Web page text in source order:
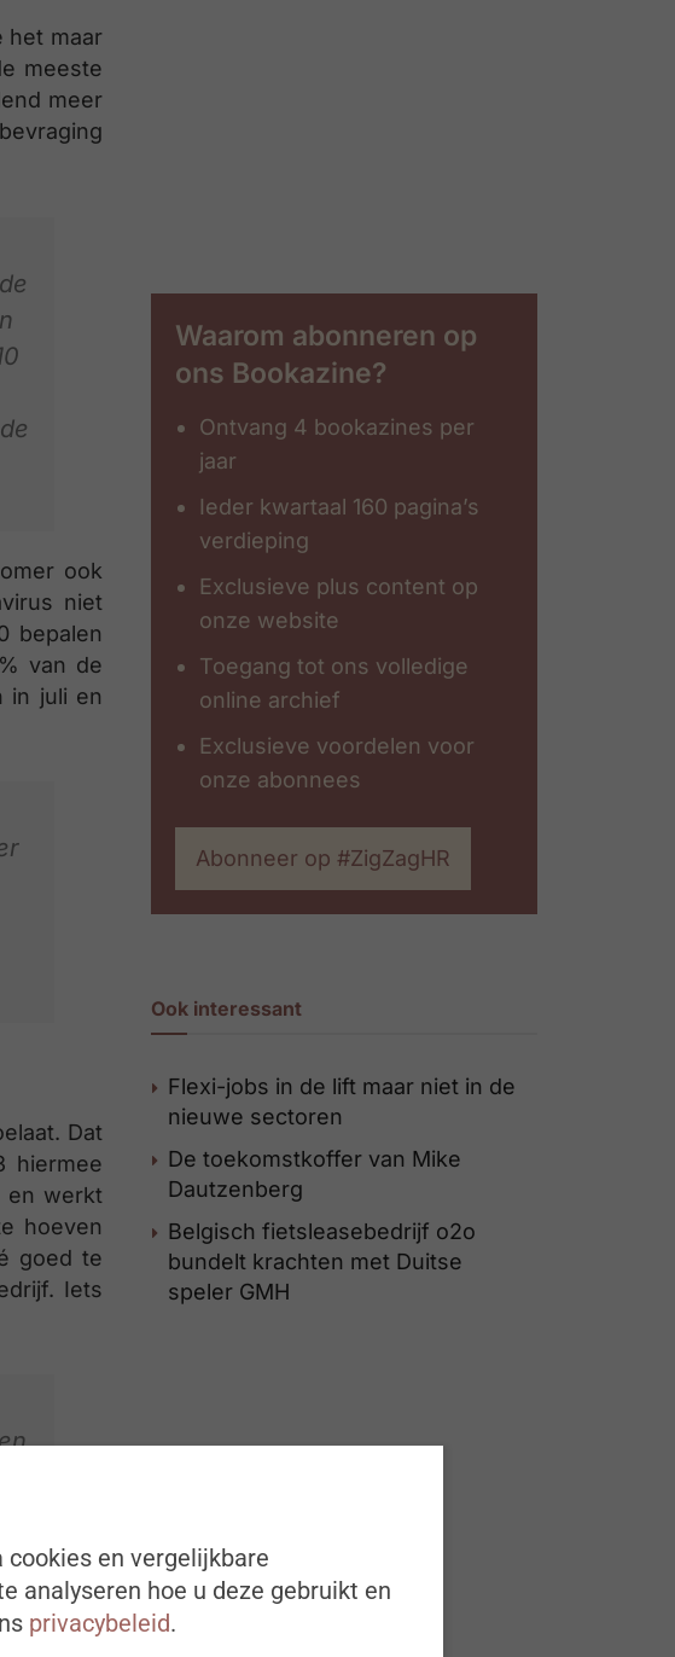
het maar
meeste
meer
ook
niet
bepalen
van de
in juli en
Dat
hiermee
en werkt
hoeven
goed te
Iets
Waarom abonneren op
ons Bookazine?
Ontvang 4 bookazines per
jaar
Ieder kwartaal 160 pagina’s
verdieping
Exclusieve plus content op
onze website
Toegang tot ons volledige
online archief
Exclusieve voordelen voor
onze abonnees
Abonneer op #ZigZagHR
Ook interessant
Flexi-jobs in de lift maar niet in de
nieuwe sectoren
De toekomstkoffer van Mike
Dautzenberg
Belgisch fietsleasebedrijf o2o
bundelt krachten met Duitse
speler GMH
en vergelijkbare
analyseren hoe u deze gebruikt en
privacybeleid.